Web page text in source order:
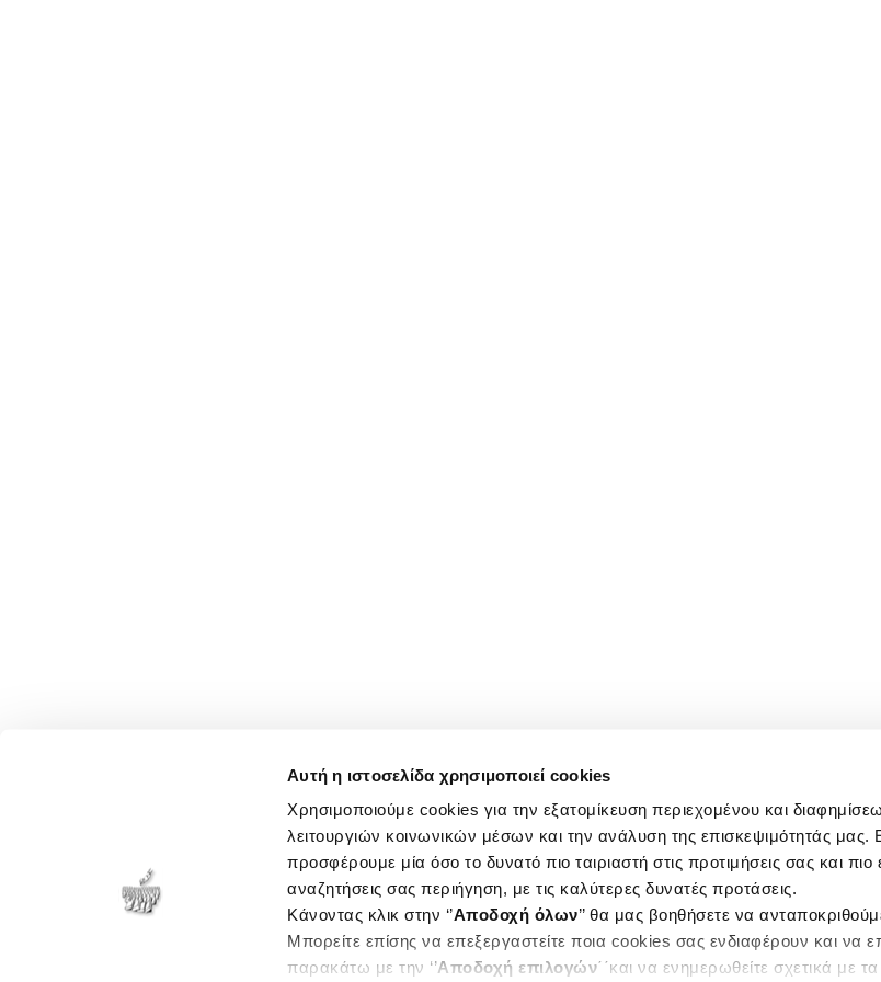
Αυτή η ιστοσελίδα χρησιμοποιεί cookies
Χρησιμοποιούμε cookies για την εξατομίκευση περιεχομένου και
λειτουργιών κοινωνικών μέσων και την ανάλυση της επισκεψιμότητάς μας.
προσφέρουμε μία όσο το δυνατό πιο ταιριαστή στις προτιμήσεις σας και πιο
αναζητήσεις σας περιήγηση, με τις καλύτερες δυνατές προτάσεις.
Κάνοντας κλικ στην ‘’Αποδοχή όλων’’ θα μας βοηθήσετε να
Μπορείτε επίσης να επεξεργαστείτε ποια cookies σας ενδιαφέρουν και να
παρακάτω με την ‘’Αποδοχή επιλογών΄΄και να ενημερωθείτε σχετικά με